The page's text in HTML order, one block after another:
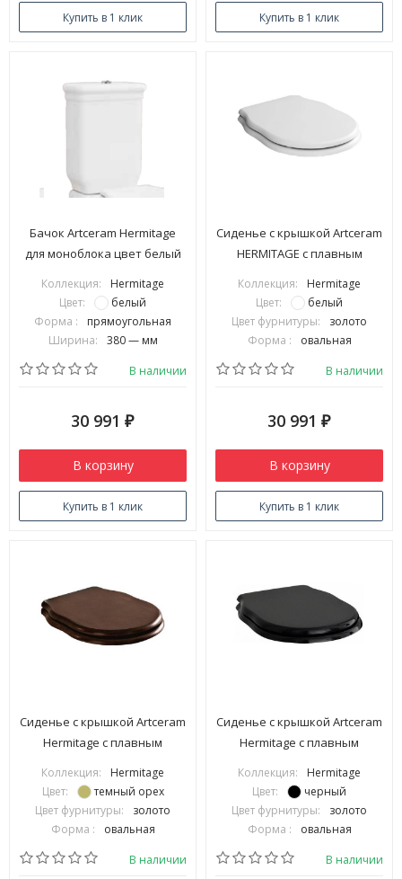
Купить в 1 клик Купить в 1 клик
Бачок Artceram Hermitage
для моноблока цвет белый
Коллекция:
Hermitage
Цвет:
белый
Форма :
прямоугольная
Ширина:
380 — мм
В наличии
30 991 ₽
В корзину
Купить в 1 клик
Сиденье с крышкой Artceram
HERMITAGE с плавным
золото HEA005 01 73
Коллекция:
Hermitage
Цвет:
белый
Цвет фурнитуры:
золото
Форма :
овальная
В наличии
30 991 ₽
В корзину
Купить в 1 клик
Сиденье с крышкой Artceram
Hermitage с плавным
орех/золото HEA004 73
Коллекция:
Hermitage
Цвет:
темный орех
Цвет фурнитуры:
золото
Форма :
овальная
В наличии
Сиденье с крышкой Artceram
Hermitage с плавным
золото HEA005 03 73
Коллекция:
Hermitage
Цвет:
черный
Цвет фурнитуры:
золото
Форма :
овальная
В наличии